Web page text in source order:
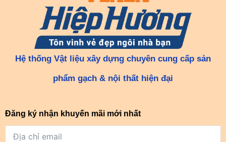
Hệ thống Vật liệu xây dựng chuyên cung cấp sản
phẩm gạch & nội thất hiện đại
Đăng ký nhận khuyến mãi mới nhất